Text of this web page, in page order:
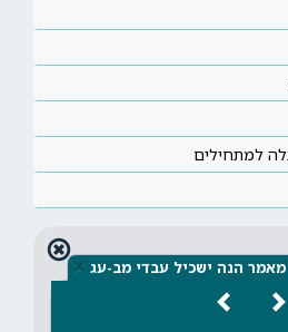
למתחילים
מאמר הנה ישכיל עבדי מב-עג ×